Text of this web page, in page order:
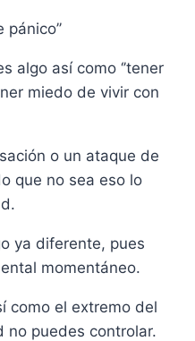
algo así como ‘’tener
miedo de vivir con
o un ataque de
que no sea eso lo
ya diferente, pues
momentáneo.
como el extremo del
no puedes controlar.